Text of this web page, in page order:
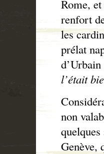
Rome,
renfort
les
prélat
l’était
non
Genève,